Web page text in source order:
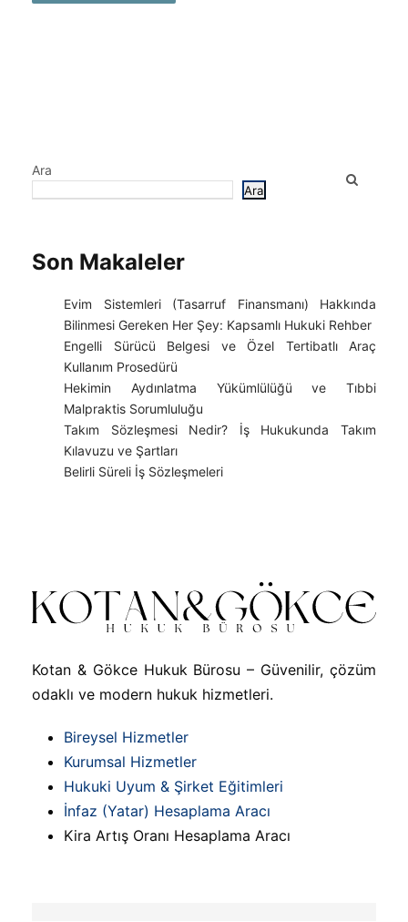
Ara
Ara
Son Makaleler
Evim Sistemleri (Tasarruf Finansmanı) Hakkında
Bilinmesi Gereken Her Şey: Kapsamlı Hukuki Rehber
Engelli Sürücü Belgesi ve Özel Tertibatlı Araç
Kullanım Prosedürü
Hekimin Aydınlatma Yükümlülüğü ve Tıbbi
Malpraktis Sorumluluğu
Takım Sözleşmesi Nedir? İş Hukukunda Takım
Kılavuzu ve Şartları
Belirli Süreli İş Sözleşmeleri
Kotan & Gökce Hukuk Bürosu – Güvenilir, çözüm
odaklı ve modern hukuk hizmetleri.
Bireysel Hizmetler
Kurumsal Hizmetler
Hukuki Uyum & Şirket Eğitimleri
İnfaz (Yatar) Hesaplama Aracı
Kira Artış Oranı Hesaplama Aracı